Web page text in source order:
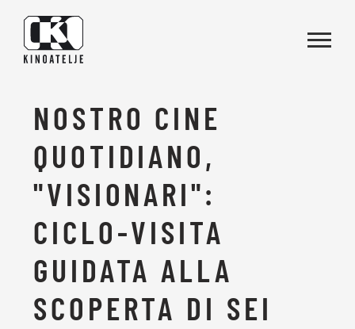
NOSTRO CINE
QUOTIDIANO,
"VISIONARI":
CICLO-VISITA
GUIDATA ALLA
SCOPERTA DI SEI